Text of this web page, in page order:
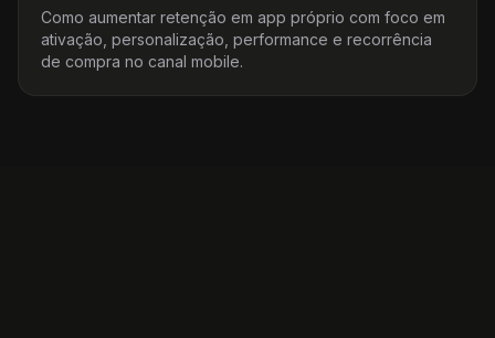
Como aumentar retenção em app próprio com foco em
ativação, personalização, performance e recorrência
de compra no canal mobile.